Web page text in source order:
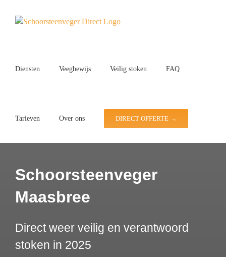
Diensten Veegbewijs Veilig stoken FAQ
Tarieven Over ons DIRECT OFFERTE →
Schoorsteenveger
Maasbree
Direct weer veilig en verantwoord
stoken in 2025